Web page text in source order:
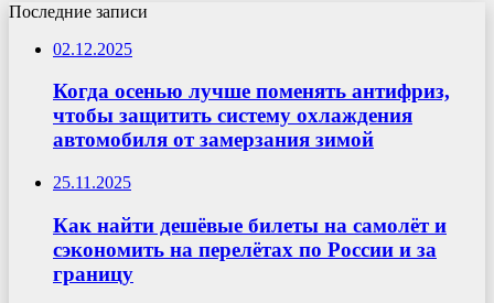
Последние записи
02.12.2025
Когда осенью лучше поменять антифриз,
чтобы защитить систему охлаждения
автомобиля от замерзания зимой
25.11.2025
Как найти дешёвые билеты на самолёт и
сэкономить на перелётах по России и за
границу